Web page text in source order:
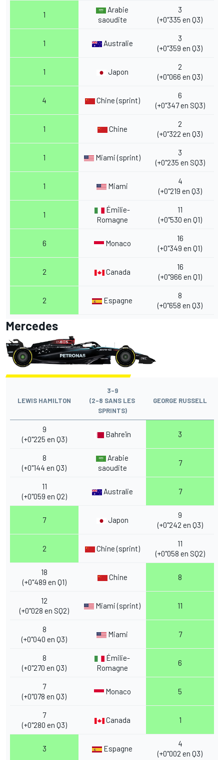
1
Arabie
saoudite
3
(+0"335 en Q3)
1 Australie
3
(+0"359 en Q3)
1 Japon
2
(+0"066 en Q3)
4 Chine (sprint)
6
(+0"347 en SQ3)
1 Chine
2
(+0"322 en Q3)
1 Miami (sprint)
3
(+0"235 en SQ3)
1 Miami
4
(+0"219 en Q3)
1
Émilie-
Romagne
11
(+0"530 en Q1)
6 Monaco
16
(+0"349 en Q1)
2 Canada
16
(+0"966 en Q1)
2 Espagne
8
(+0"658 en Q3)
Mercedes
LEWIS HAMILTON
3-9
(2-8 SANS LES
SPRINTS)
GEORGE RUSSELL
9
(+0"225 en Q3)
Bahreïn 3
8
(+0"144 en Q3)
Arabie
saoudite
7
11
(+0"059 en Q2)
Australie 7
7 Japon
9
(+0"242 en Q3)
2 Chine (sprint)
11
(+0"058 en SQ2)
18
(+0"489 en Q1)
Chine 8
12
(+0"028 en SQ2)
Miami (sprint) 11
8
(+0"040 en Q3)
Miami 7
8
(+0"270 en Q3)
Émilie-
Romagne
6
7
(+0"078 en Q3)
Monaco 5
7
(+0"280 en Q3)
Canada 1
3 Espagne
4
(+0"002 en Q3)